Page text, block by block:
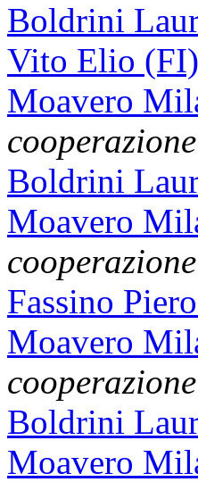
Boldrini
Vito Elio (FI)
Moavero
Boldrini
Moavero
Fassino
Moavero
Boldrini
Moavero